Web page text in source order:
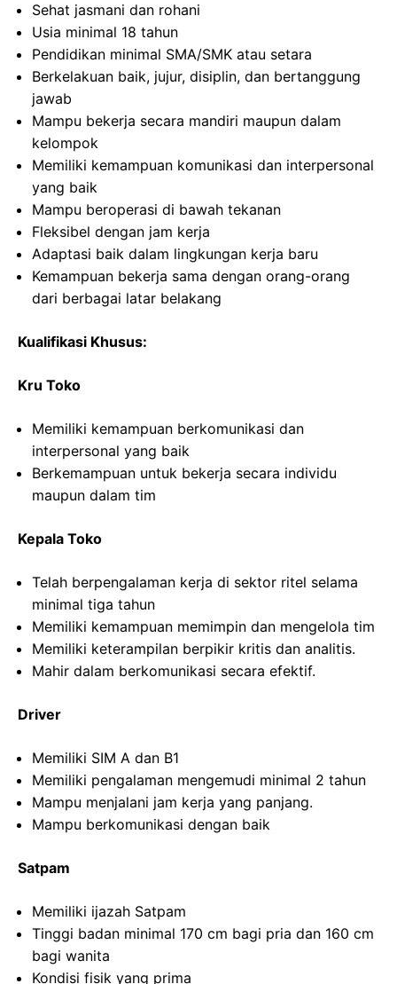
Sehat jasmani dan rohani
Usia minimal 18 tahun
Pendidikan minimal SMA/SMK atau setara
Berkelakuan baik, jujur, disiplin, dan bertanggung
jawab
Mampu bekerja secara mandiri maupun dalam
kelompok
Memiliki kemampuan komunikasi dan interpersonal
yang baik
Mampu beroperasi di bawah tekanan
Fleksibel dengan jam kerja
Adaptasi baik dalam lingkungan kerja baru
Kemampuan bekerja sama dengan orang-orang
dari berbagai latar belakang
Kualifikasi Khusus:
Kru Toko
Memiliki kemampuan berkomunikasi dan
interpersonal yang baik
Berkemampuan untuk bekerja secara individu
maupun dalam tim
Kepala Toko
Telah berpengalaman kerja di sektor ritel selama
minimal tiga tahun
Memiliki kemampuan memimpin dan mengelola tim
Memiliki keterampilan berpikir kritis dan analitis.
Mahir dalam berkomunikasi secara efektif.
Driver
Memiliki SIM A dan B1
Memiliki pengalaman mengemudi minimal 2 tahun
Mampu menjalani jam kerja yang panjang.
Mampu berkomunikasi dengan baik
Satpam
Memiliki ijazah Satpam
Tinggi badan minimal 170 cm bagi pria dan 160 cm
bagi wanita
Kondisi fisik yang prima